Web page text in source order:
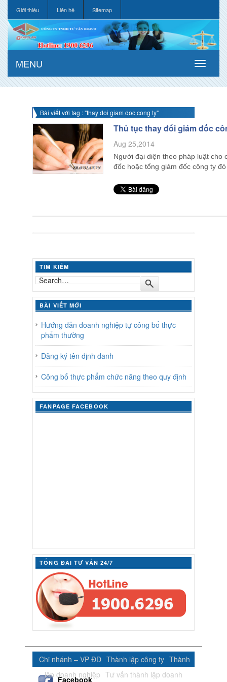
Giới thiệu Liên hệ Sitemap
MENU
Bài viết với tag : "thay doi giam doc cong ty"
Thủ tục thay đổi giám đốc
Aug 25,2014
Người đại diện theo pháp luật cho
đốc hoặc tổng giám đốc công ty
TIM KIẾM
BÀI VIẾT MỚI
Hướng dẫn doanh nghiệp tự công bố thực
phẩm thường
Đăng ký tên định danh
Công bố thực phẩm chức năng theo quy định
FANPAGE FACEBOOK
TỔNG ĐÀI TƯ VẤN 24/7
Chi nhánh – VP ĐD Thành lập công ty Thành
lập doanh nghiệp Tư vấn thành lập doanh
Facebook